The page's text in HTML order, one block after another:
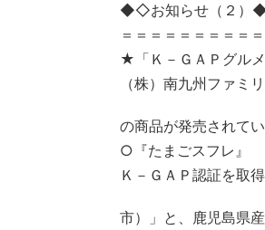
◆◇お知らせ（２
＝＝＝＝＝＝＝＝＝
★「Ｋ－ＧＡＰグル
（株）南九州ファミ
の商品が発売されて
○『たまごスフレ』
Ｋ－ＧＡＰ認証を取
市）」と、鹿児島県